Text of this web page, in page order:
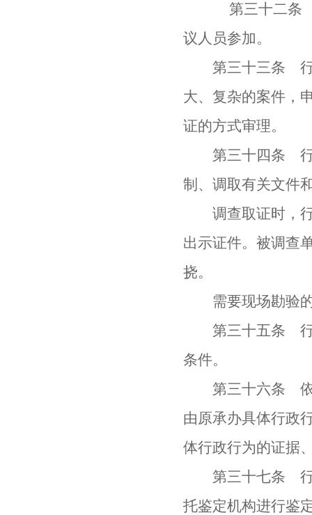
第三十二条 行
议人员参加。
第三十三条 行政
大、复杂的案件，
证的方式审理。
第三十四条 行政
制、调取有关文件
调查取证时，行
出示证件。被调查
挠。
需要现场勘验的
第三十五条 行政
条件。
第三十六条 依照
由原承办具体行政
体行政行为的证据
第三十七条 行政
托鉴定机构进行鉴